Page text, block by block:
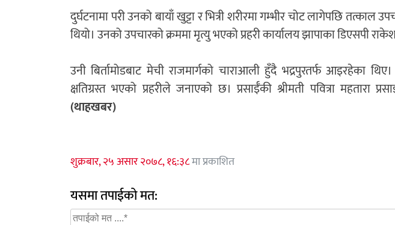
दुर्घटनामा परी उनको बायाँ खुट्टा र भित्री शरीरमा गम्भीर चोट लागेपछि तत्काल
थियो। उनको उपचारको क्रममा मृत्यु भएको प्रहरी कार्यालय झापाका डिएसपी
उनी बिर्तामोडबाट मेची राजमार्गको चाराआली हुँदै भद्रपुरतर्फ आइरहेका
क्षतिग्रस्त भएको प्रहरीले जनाएको छ। प्रसाईँकी श्रीमती पवित्रा महतारा
(थाहखबर)
शुक्रबार, २५ असार २०७८, १६:३८मा प्रकाशित
यसमा तपाईको मत: